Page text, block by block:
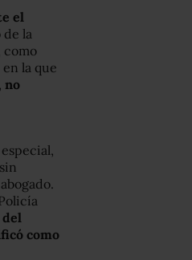
el
la
como
la que
no
del
como